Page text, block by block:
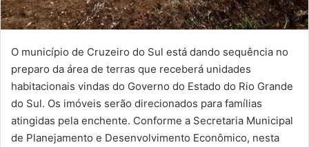
O município de Cruzeiro do Sul está dando sequência no
preparo da área de terras que receberá unidades
habitacionais vindas do Governo do Estado do Rio Grande
do Sul. Os imóveis serão direcionados para famílias
atingidas pela enchente. Conforme a Secretaria Municipal
de Planejamento e Desenvolvimento Econômico, nesta